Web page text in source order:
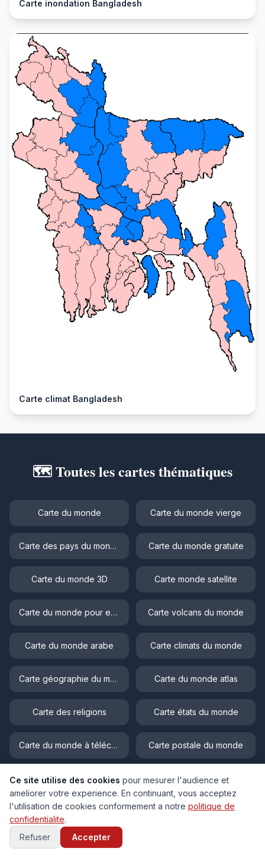
Carte inondation Bangladesh
Carte climat Bangladesh
🗺️ Toutes les cartes thématiques
Carte du monde Carte du monde vierge
Carte des pays du monde Carte du monde gratuite
Carte du monde 3D Carte monde satellite
Carte du monde pour enfant Carte volcans du monde
Carte du monde arabe Carte climats du monde
Carte géographie du monde Carte du monde atlas
Carte des religions Carte états du monde
Carte du monde à télécharger Carte postale du monde
Carte fleuves du monde
Carte langues du monde
Ce site utilise des cookies pour mesurer l'audience et
ameliorer votre experience. En continuant, vous acceptez
l'utilisation de cookies conformement a notre politique de
confidentialite.
Refuser
Accepter